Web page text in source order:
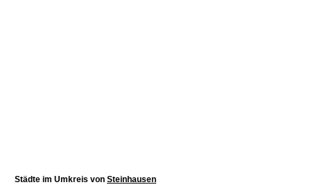
Städte im Umkreis von Steinhausen